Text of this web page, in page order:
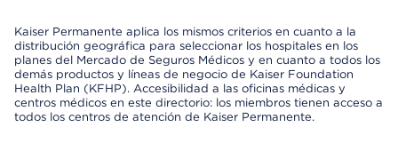
Kaiser Permanente aplica los mismos criterios en cuanto a la
distribución geográfica para seleccionar los hospitales en los
planes del Mercado de Seguros Médicos y en cuanto a todos los
demás productos y líneas de negocio de Kaiser Foundation
Health Plan (KFHP). Accesibilidad a las oficinas médicas y
centros médicos en este directorio: los miembros tienen acceso a
todos los centros de atención de Kaiser Permanente.